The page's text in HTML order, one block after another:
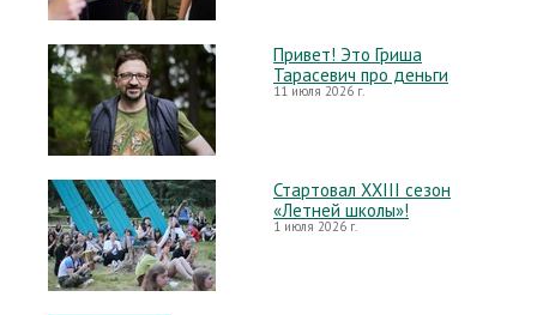
Привет! Это Гриша
Тарасевич про деньги
11 июля 2026 г.
Стартовал XXIII сезон
«Летней школы»!
1 июля 2026 г.